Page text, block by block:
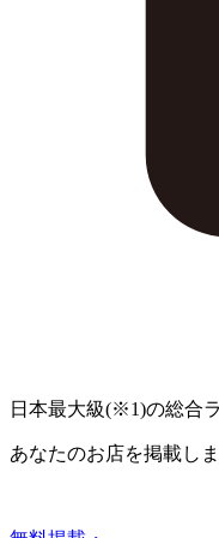
日本最大級(※1)の総合
あなたのお店を掲載し